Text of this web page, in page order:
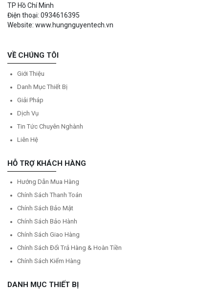
TP Hồ Chí Minh
Điện thoại: 0934616395
Website: www.hungnguyentech.vn
VỀ CHÚNG TÔI
Giới Thiệu
Danh Mục Thiết Bị
Giải Pháp
Dịch Vụ
Tin Tức Chuyên Nghành
Liên Hệ
HỖ TRỢ KHÁCH HÀNG
Hướng Dẫn Mua Hàng
Chính Sách Thanh Toán
Chính Sách Bảo Mật
Chính Sách Bảo Hành
Chính Sách Giao Hàng
Chính Sách Đổi Trả Hàng & Hoàn Tiền
Chính Sách Kiểm Hàng
DANH MỤC THIẾT BỊ